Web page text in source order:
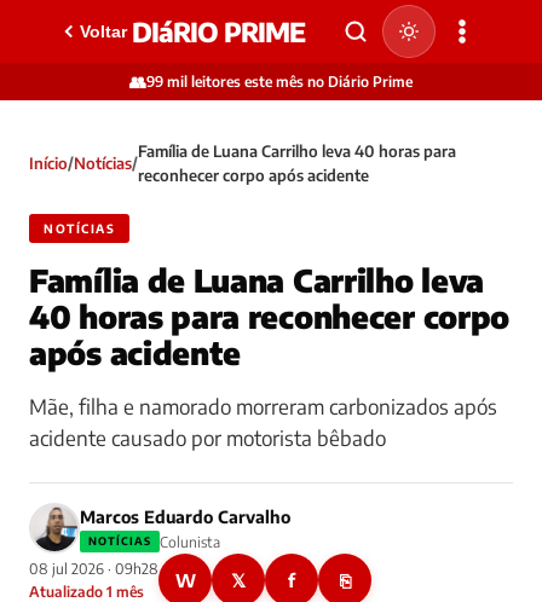
Voltar DIáRIO PRIME
👥99 mil leitores este mês no Diário Prime
Início/Notícias/
Família de Luana Carrilho leva 40 horas para
reconhecer corpo após acidente
NOTÍCIAS
Família de Luana Carrilho leva
40 horas para reconhecer corpo
após acidente
Mãe, filha e namorado morreram carbonizados após
acidente causado por motorista bêbado
Marcos Eduardo Carvalho
NOTÍCIAS
Colunista
08 jul 2026 · 09h28
Atualizado 1 mês
W 𝕏 f ⎘